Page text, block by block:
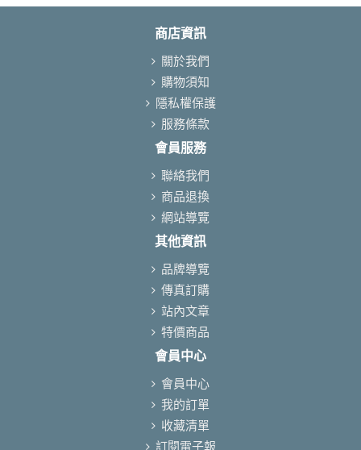
商店資訊
關於我們
購物須知
隱私權保護
服務條款
會員服務
聯絡我們
商品退換
網站導覽
其他資訊
品牌導覽
傳真訂購
站內文章
特價商品
會員中心
會員中心
我的訂單
收藏清單
訂閱電子報